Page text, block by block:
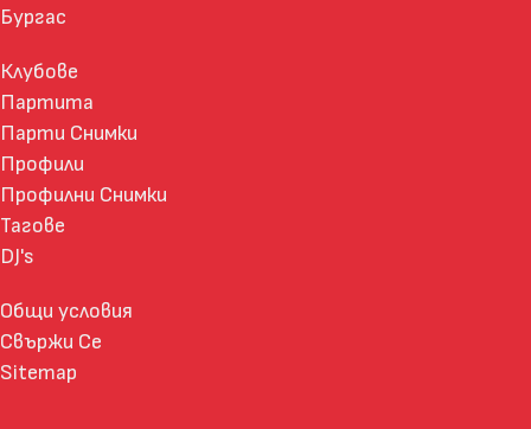
Бургас
Клубове
Партита
Парти Снимки
Профили
Профилни Снимки
Тагове
DJ's
Общи условия
Свържи Се
Sitemap